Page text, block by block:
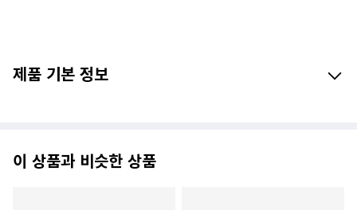
제품 기본 정보
이 상품과 비슷한 상품